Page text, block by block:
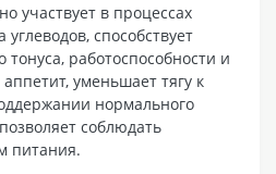
участвует в процессах
способствует
работоспособности и
уменьшает тягу к
нормального
соблюдать
питания.